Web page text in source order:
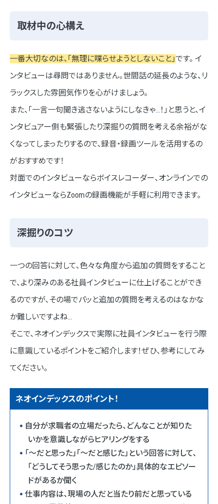
取材中の心構え
一番大切なのは、「無理に喋らせようとしないこと」です。 イ
ンタビューは尋問ではありません。世間話の延長のような、リ
ラックスした雰囲気作りを心がけましょう。
また、「一言一句聞き逃さないようにしなきゃ…！」と思うと、イ
ンタビュアー側も緊張したり深掘りの質問を考える余裕がな
くなってしまったりするので、録音・録画ツールを活用するの
がおすすめです！
対面でのインタビューならボイスレコーダー、オンラインでの
インタビューならZoomの録画機能が手軽に利用できます。
深掘りのコツ
一つの回答に対して、色々な角度から追加の質問をすること
で、より深みのある社員インタビューに仕上げることができ
るのですが、その場でパッと追加の質問を考えるのはなかな
か難しいですよね…
そこで、ネオインデックスで実際に社員インタビューを行う際
に意識しているポイントをご紹介します！ぜひ、参考にしてみ
てください。
ネオインデックスのポイント！
自分が求職者の立場だったら、どんなことが知りた
いかを意識しながらヒアリングをする
「～だと思った」「～だと感じた」という回答に対して、
「どうしてそう思った/感じたのか」具体的なエピソー
ドがあるか聞く
仕事内容は、現場の人だと当たり前だと思っている